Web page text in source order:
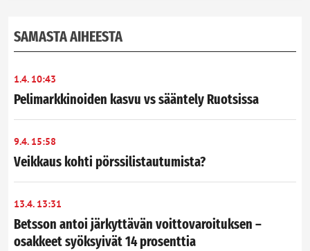
SAMASTA AIHEESTA
1.4. 10:43
Pelimarkkinoiden kasvu vs sääntely Ruotsissa
9.4. 15:58
Veikkaus kohti pörssilistautumista?
13.4. 13:31
Betsson antoi järkyttävän voittovaroituksen –
osakkeet syöksyivät 14 prosenttia